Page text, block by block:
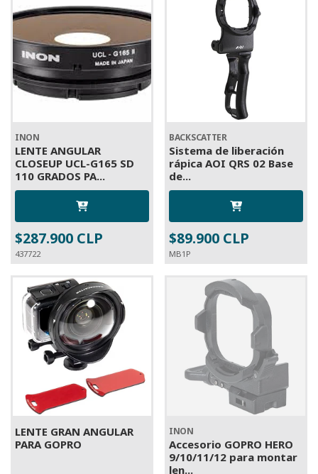
INON
LENTE ANGULAR
CLOSEUP UCL-G165 SD
110 GRADOS PA...
$287.900 CLP
437722
BACKSCATTER
Sistema de liberación
rápica AOI QRS 02 Base
de...
$89.900 CLP
MB1P
LENTE GRAN ANGULAR
PARA GOPRO
INON
Accesorio GOPRO HERO
9/10/11/12 para montar
len...